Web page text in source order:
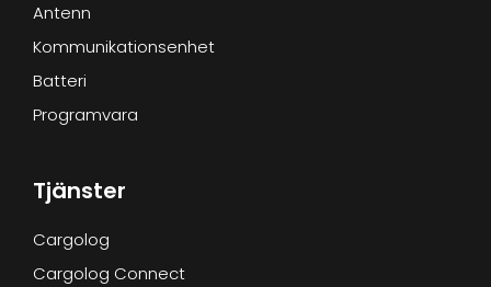
Antenn
Kommunikationsenhet
Batteri
Programvara
Tjänster
Cargolog
Cargolog Connect